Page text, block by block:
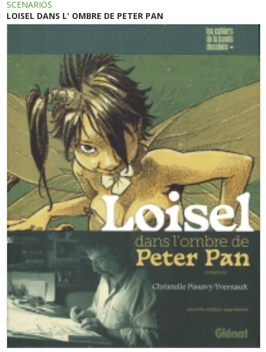
SCENARIOS
LOISEL DANS L' OMBRE DE PETER PAN